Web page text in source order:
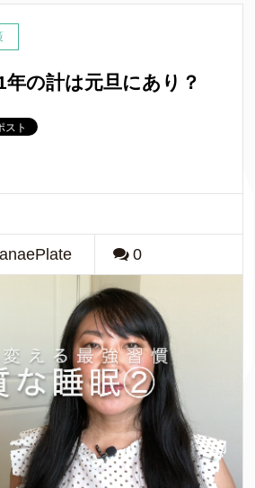
年の計は元旦にあり？
0